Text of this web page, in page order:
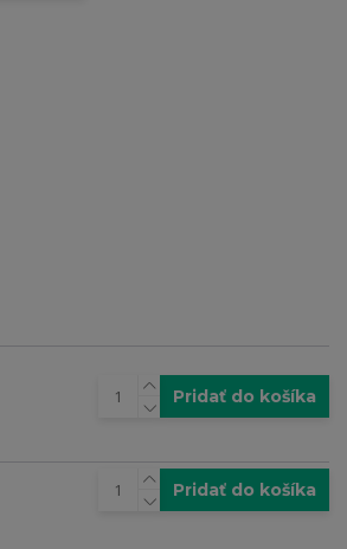
Pridať do košíka
Pridať do košíka